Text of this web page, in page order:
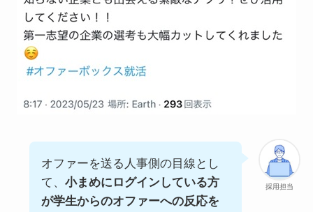
採用担当
オファーを送る人事側の目線とし
て、 小まめにログインしている方
が学生からのオファーへの反応を